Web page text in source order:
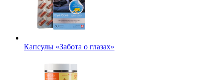
Капсулы «Забота о глазах»